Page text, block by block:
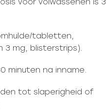
tabletten,
3 mg, blisterstrips).
minuten na inname.
tot slaperigheid of